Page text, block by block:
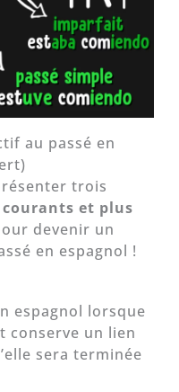
au passé en
trois
et plus
devenir un
en espagnol !
espagnol lorsque
conserve un lien
sera terminée